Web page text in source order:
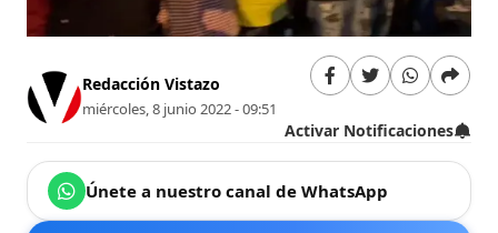
Redacción Vistazo
miércoles, 8 junio 2022 - 09:51
Activar Notificaciones
Únete a nuestro canal de WhatsApp